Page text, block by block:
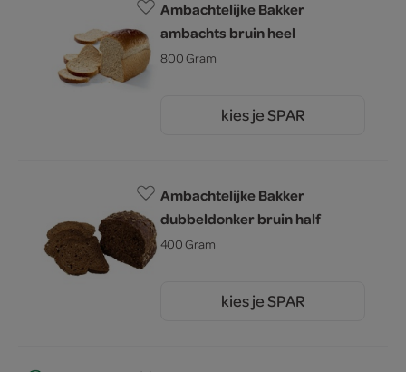
Ambachtelijke Bakker
ambachts bruin heel
800 Gram
kies je SPAR
Ambachtelijke Bakker
dubbeldonker bruin half
400 Gram
kies je SPAR